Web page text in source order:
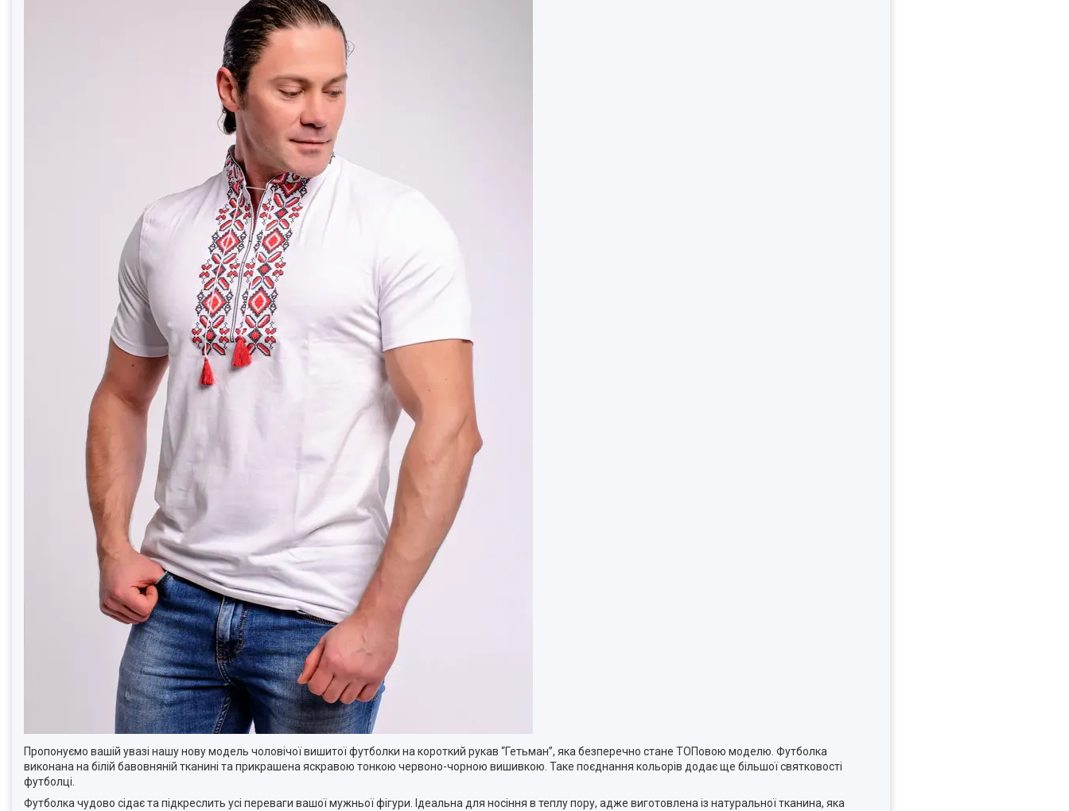
Пропонуємо вашій увазі нашу нову модель чоловічої вишитої футболки на короткий рукав “Гетьман”, яка безперечно стане ТОПовою моделю. Футболка
виконана на білій бавовняній тканині та прикрашена яскравою тонкою червоно-чорною вишивкою. Таке поєднання кольорів додає ще більшої святковості
футболці.
Футболка чудово сідає та підкреслить усі переваги вашої мужньої фігури. Ідеальна для носіння в теплу пору, адже виготовлена із натуральної тканина, яка